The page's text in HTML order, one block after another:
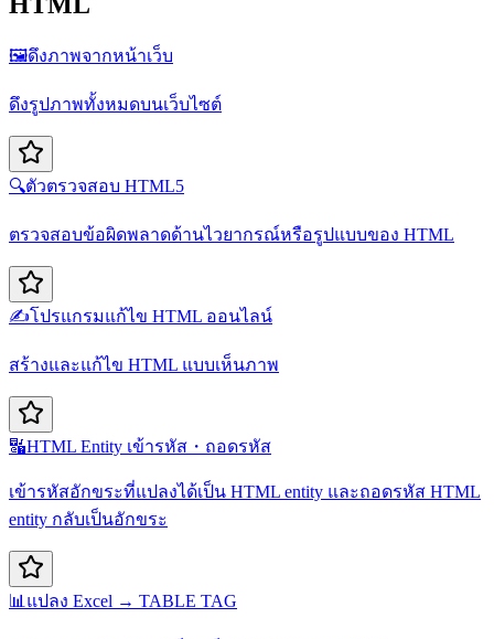
🖼️ดึงภาพจากหน้าเว็บ
ดึงรูปภาพทั้งหมดบนเว็บไซต์
🔍ตัวตรวจสอบ HTML5
ตรวจสอบข้อผิดพลาดด้านไวยากรณ์หรือรูปแบบของ HTML
✍️โปรแกรมแก้ไข HTML ออนไลน์
สร้างและแก้ไข HTML แบบเห็นภาพ
🔣HTML Entity เข้ารหัส・ถอดรหัส
เข้ารหัสอักขระที่แปลงได้เป็น HTML entity และถอดรหัส HTML
entity กลับเป็นอักขระ
📊 แปลง Excel → TABLE TAG